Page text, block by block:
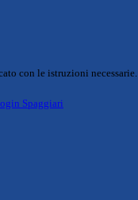
con le istruzioni necessarie.
Spaggiari